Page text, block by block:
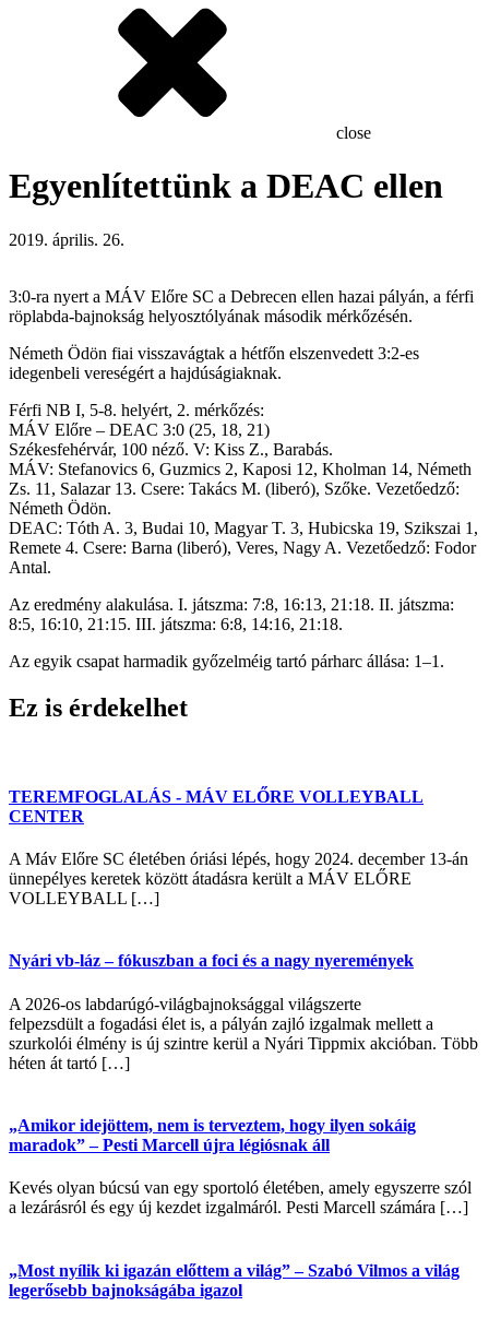
close
Egyenlítettünk a DEAC ellen
2019. április. 26.
3:0-ra nyert a MÁV Előre SC a Debrecen ellen hazai pályán, a férfi
röplabda-bajnokság helyosztólyának második mérkőzésén.
Németh Ödön fiai visszavágtak a hétfőn elszenvedett 3:2-es
idegenbeli vereségért a hajdúságiaknak.
Férfi NB I, 5-8. helyért, 2. mérkőzés:
MÁV Előre – DEAC 3:0 (25, 18, 21)
Székesfehérvár, 100 néző. V: Kiss Z., Barabás.
MÁV: Stefanovics 6, Guzmics 2, Kaposi 12, Kholman 14, Németh
Zs. 11, Salazar 13. Csere: Takács M. (liberó), Szőke. Vezetőedző:
Németh Ödön.
DEAC: Tóth A. 3, Budai 10, Magyar T. 3, Hubicska 19, Szikszai 1,
Remete 4. Csere: Barna (liberó), Veres, Nagy A. Vezetőedző: Fodor
Antal.
Az eredmény alakulása. I. játszma: 7:8, 16:13, 21:18. II. játszma:
8:5, 16:10, 21:15. III. játszma: 6:8, 14:16, 21:18.
Az egyik csapat harmadik győzelméig tartó párharc állása: 1–1.
Ez is érdekelhet
TEREMFOGLALÁS - MÁV ELŐRE VOLLEYBALL
CENTER
A Máv Előre SC életében óriási lépés, hogy 2024. december 13-án
ünnepélyes keretek között átadásra került a MÁV ELŐRE
VOLLEYBALL […]
Nyári vb-láz – fókuszban a foci és a nagy nyeremények
A 2026-os labdarúgó-világbajnoksággal világszerte
felpezsdült a fogadási élet is, a pályán zajló izgalmak mellett a
szurkolói élmény is új szintre kerül a Nyári Tippmix akcióban. Több
héten át tartó […]
„Amikor idejöttem, nem is terveztem, hogy ilyen sokáig
maradok” – Pesti Marcell újra légiósnak áll
Kevés olyan búcsú van egy sportoló életében, amely egyszerre szól
a lezárásról és egy új kezdet izgalmáról. Pesti Marcell számára […]
„Most nyílik ki igazán előttem a világ” – Szabó Vilmos a világ
legerősebb bajnokságába igazol